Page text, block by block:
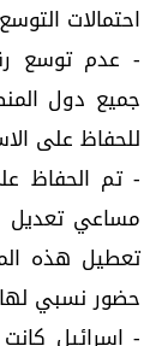
احتمالات
- عدم توسع
جميع دول
للحفاظ على
- تم الحفاظ
مساعي تعديل
تعطيل هذه
حضور نسبي